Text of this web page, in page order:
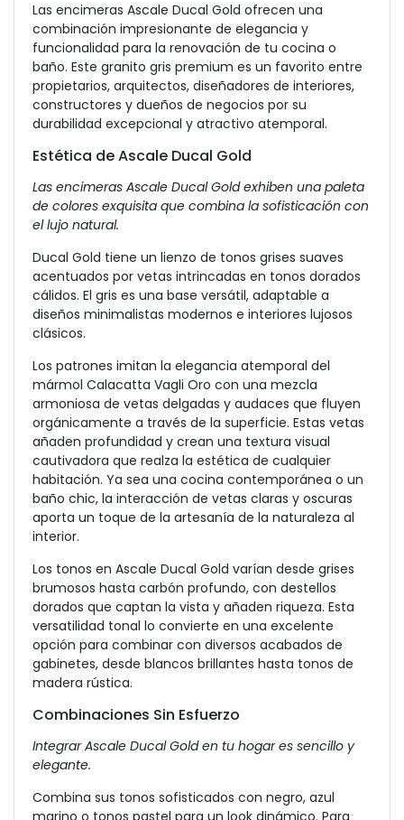
Las encimeras Ascale Ducal Gold ofrecen una
combinación impresionante de elegancia y
funcionalidad para la renovación de tu cocina o
baño. Este granito gris premium es un favorito entre
propietarios, arquitectos, diseñadores de interiores,
constructores y dueños de negocios por su
durabilidad excepcional y atractivo atemporal.
Estética de Ascale Ducal Gold
Las encimeras Ascale Ducal Gold exhiben una paleta
de colores exquisita que combina la sofisticación con
el lujo natural.
Ducal Gold tiene un lienzo de tonos grises suaves
acentuados por vetas intrincadas en tonos dorados
cálidos. El gris es una base versátil, adaptable a
diseños minimalistas modernos e interiores lujosos
clásicos.
Los patrones imitan la elegancia atemporal del
mármol Calacatta Vagli Oro con una mezcla
armoniosa de vetas delgadas y audaces que fluyen
orgánicamente a través de la superficie. Estas vetas
añaden profundidad y crean una textura visual
cautivadora que realza la estética de cualquier
habitación. Ya sea una cocina contemporánea o un
baño chic, la interacción de vetas claras y oscuras
aporta un toque de la artesanía de la naturaleza al
interior.
Los tonos en Ascale Ducal Gold varían desde grises
brumosos hasta carbón profundo, con destellos
dorados que captan la vista y añaden riqueza. Esta
versatilidad tonal lo convierte en una excelente
opción para combinar con diversos acabados de
gabinetes, desde blancos brillantes hasta tonos de
madera rústica.
Combinaciones Sin Esfuerzo
Integrar Ascale Ducal Gold en tu hogar es sencillo y
elegante.
Combina sus tonos sofisticados con negro, azul
marino o tonos pastel para un look dinámico. Para